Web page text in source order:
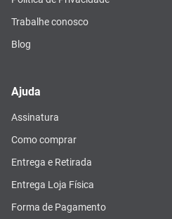
Trabalhe conosco
Blog
Ajuda
Assinatura
Como comprar
Entrega e Retirada
Entrega Loja Física
Forma de Pagamento